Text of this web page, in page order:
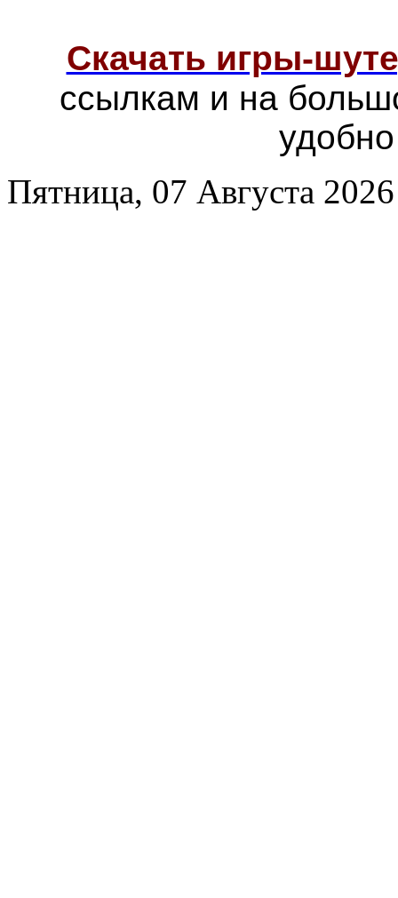
Скачать игры-
ссылкам и на
Пятница, 07 Августа 2026